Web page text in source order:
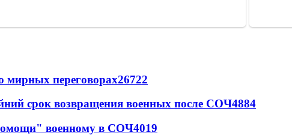
мирных переговорах26722
срок возвращения военных после СОЧ4884
военному в СОЧ4019